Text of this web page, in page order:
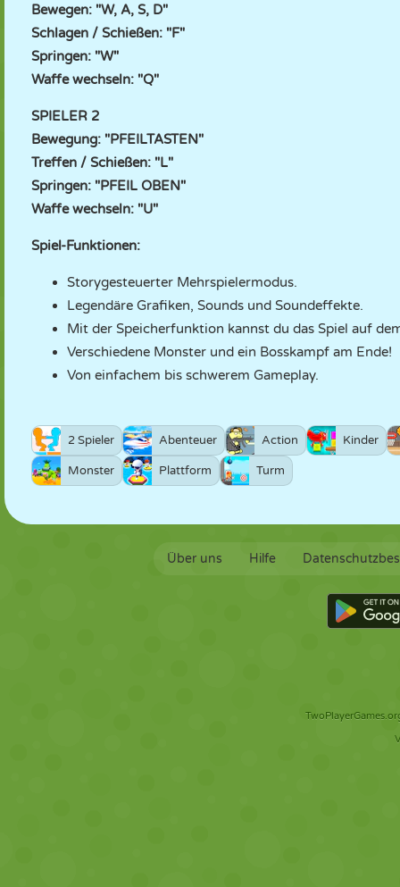
Bewegen: "W, A, S, D"
Schlagen / Schießen: "F"
Springen: "W"
Waffe wechseln: "Q"
SPIELER 2
Bewegung: "PFEILTASTEN"
Treffen / Schießen: "L"
Springen: "PFEIL OBEN"
Waffe wechseln: "U"
Spiel-Funktionen:
Storygesteuerter Mehrspielermodus.
Legendäre Grafiken, Sounds und Soundeffekte.
Mit der Speicherfunktion kannst du das Spiel auf
Verschiedene Monster und ein Bosskampf am Ende!
Von einfachem bis schwerem Gameplay.
2 Spieler Abenteuer Action Kinder
Monster Plattform Turm
Über uns Hilfe